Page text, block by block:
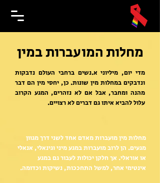
מחלות המועברות במין
מדי יום, מיליוני א.נשים ברחבי העולם נדבקות
ונדבקים במחלות מין שונות. כן, יחסי מין הם דבר
מהנה ומחבר, אבל אם לא נזהרים, המגע הקרוב
עלול להביא איתו גם דברים לא רצויים.
מחלות מין מועברות מאדם אחד לשני דרך מגוון
מגעים. הן לרוב מועברות במגע מיני וגינאלי, אנאלי
או אוראלי. אך חלקן יכולות לעבור גם במגע
אינטימי אחר, למשל התחככות, נשיקות וכדומה.